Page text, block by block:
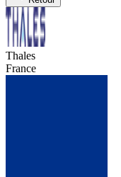
Thales
France